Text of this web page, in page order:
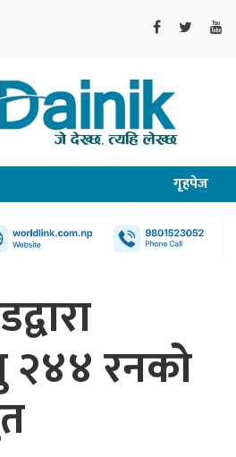
गृहपेज
२४४ रनको